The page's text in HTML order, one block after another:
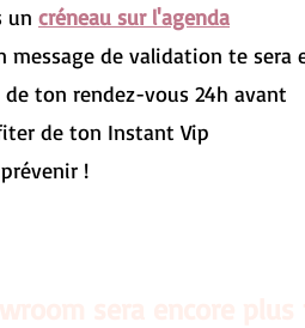
un créneau sur l'agenda
de validation te sera
ton rendez-vous 24h avant
de ton Instant Vip
!